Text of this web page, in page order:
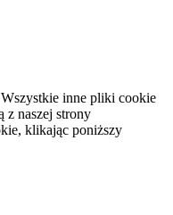
inne pliki cookie
z naszej strony
klikając poniższy